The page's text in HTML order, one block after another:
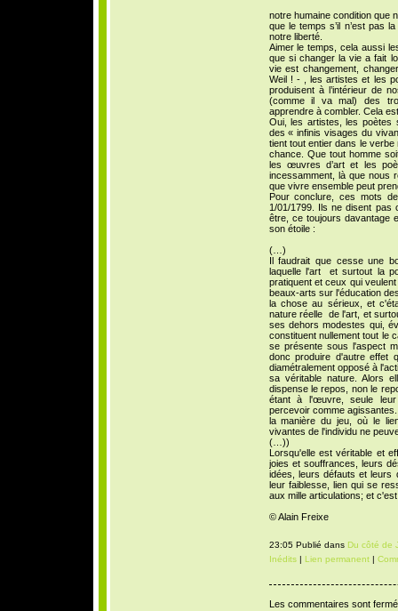
notre humaine condition que
que le temps s’il n’est pas
notre liberté.
Aimer le temps, cela aussi
que si changer la vie a fait
vie est changement,
Weil ! - , les artistes et les
produisent à l’intérieur de
(comme il va mal) des
apprendre à combler. Cela
Oui, les artistes, les poètes
des « infinis visages du
tient tout entier dans le verbe
chance. Que tout homme
les œuvres d’art et les
incessamment, là que nous
que vivre ensemble peut
Pour conclure, ces mots
1/01/1799. Ils ne disent pas
être, ce toujours davantage
son étoile :
(…)
Il faudrait que cesse une
laquelle l'art et surtout la
pratiquent et ceux qui
beaux-arts sur l'éducation
la chose au sérieux, et
nature réelle de l'art, et
ses dehors modestes qui,
constituent nullement tout le
se présente sous l'aspect
donc produire d'autre effet
diamétralement opposé à
sa véritable nature. Alors
dispense le repos, non le
étant à l'œuvre, seule leur
percevoir comme
la manière du jeu, où le
vivantes de l'individu ne
(…))
Lorsqu'elle est véritable et
joies et souffrances, leurs
idées, leurs défauts et leurs
leur faiblesse, lien qui se
aux mille articulations; et
© Alain Freixe
23:05 Publié dans Du côté de
Inédits| Lien permanent|
Les commentaires sont